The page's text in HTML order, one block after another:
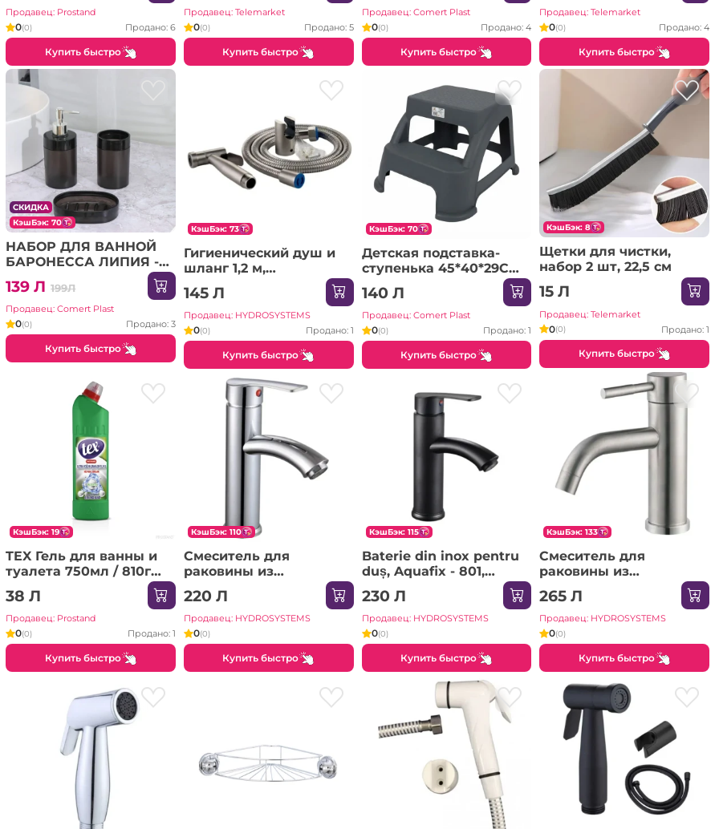
Продавец: Prostand
0(0) Продано: 6
Купить быстро
Продавец: Telemarket
0(0) Продано: 5
Купить быстро
Продавец: Comert Plast
0(0) Продано: 4
Купить быстро
Продавец: Telemarket
0(0) Продано: 4
Купить быстро
СКИДКА
КэшБэк: 70
НАБОР ДЛЯ ВАННОЙ
БАРОНЕССА ЛИПИЯ - 3
ПРЕДМЕТА
139 Л 199Л
Продавец: Comert Plast
0(0) Продано: 3
Купить быстро
КэшБэк: 73
Гигиенический душ и
шланг 1,2 м,
нержавеющая сталь,
Aquafix - 22, сатин
145 Л
Продавец: HYDROSYSTEMS
0(0) Продано: 1
Купить быстро
КэшБэк: 70
Детская подставка-
ступенька 45*40*29CM,
Смешанные цвета
ZP358
140 Л
Продавец: Comert Plast
0(0) Продано: 1
Купить быстро
КэшБэк: 8
Щетки для чистки,
набор 2 шт, 22,5 см
15 Л
Продавец: Telemarket
0(0) Продано: 1
Купить быстро
КэшБэк: 19
TEX Гель для ванны и
туалета 750мл / 810г
Ультра /18 (Mountain)
38 Л
Продавец: Prostand
0(0) Продано: 1
Купить быстро
КэшБэк: 110
Смеситель для
раковины из
нержавеющей стали,
Aquafix - 25,
хромированный
220 Л
Продавец: HYDROSYSTEMS
0(0)
Купить быстро
КэшБэк: 115
Baterie din inox pentru
duș, Aquafix - 801,
neagră
230 Л
Продавец: HYDROSYSTEMS
0(0)
Купить быстро
КэшБэк: 133
Смеситель для
раковины из
нержавеющей стали,
Aquafix - 301, сатин
265 Л
Продавец: HYDROSYSTEMS
0(0)
Купить быстро